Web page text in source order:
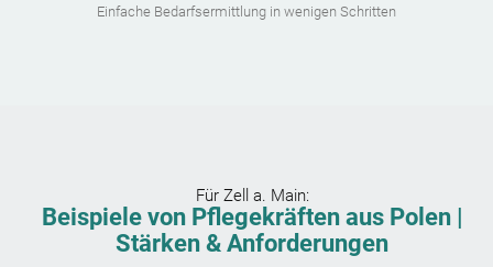
Einfache Bedarfsermittlung in wenigen Schritten
Für Zell a. Main:
Beispiele von Pflegekräften aus Polen |
Stärken & Anforderungen